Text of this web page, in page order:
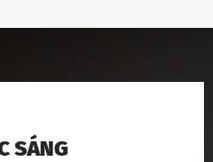
SÁNG